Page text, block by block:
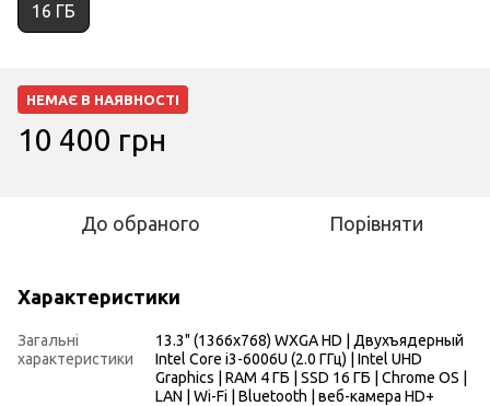
16 ГБ
НЕМАЄ В НАЯВНОСТІ
10 400 грн
До обраного Порівняти
Характеристики
Загальні
характеристики
13.3" (1366x768) WXGA HD | Двухъядерный
Intel Core i3-6006U (2.0 ГГц) | Intel UHD
Graphics | RAM 4 ГБ | SSD 16 ГБ | Chrome OS |
LAN | Wi-Fi | Bluetooth | веб-камера HD+